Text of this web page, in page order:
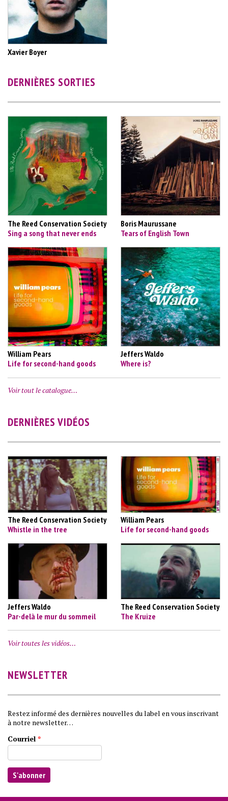
Xavier Boyer
DERNIÈRES SORTIES
The Reed Conservation Society
Sing a song that never ends
Boris Maurussane
Tears of English Town
William Pears
Life for second-hand goods
Jeffers Waldo
Where is?
Voir tout le catalogue…
DERNIÈRES VIDÉOS
The Reed Conservation Society
Whistle in the tree
William Pears
Life for second-hand goods
Jeffers Waldo
Par-delà le mur du sommeil
The Reed Conservation Society
The Kruize
Voir toutes les vidéos…
NEWSLETTER
Restez informé des dernières nouvelles du label en vous inscrivant
à notre newsletter…
Courriel *